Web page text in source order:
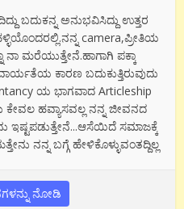
ಬದುಕನ್ನ ಅನುಭವಿಸಿದ್ದು ಉತ್ತರ
camera,ಪ್ರೀತಿಯ
ಮರೆಯುತ್ತೇನೆ.ಹಾಗಾಗಿ ಪಕ್ಕಾ
ಕಾರಣ ಬದುಕುತ್ತಿರುವುದು
ಯ ಭಾಗವಾದ Articleship
ಕೇವಲ ಹವ್ಯಾಸವಲ್ಲ ನನ್ನ ಜೀವನದ
ಇಷ್ಟಪಡುತ್ತೇನೆ...ಆಸೆಯಿದೆ ಸಮಾಜಕ್ಕೆ
ನನ್ನ ಬಗ್ಗೆ ಹೇಳಿಕೊಳ್ಳುವಂತದ್ದಿಲ್ಲ
ನೋಡಿ